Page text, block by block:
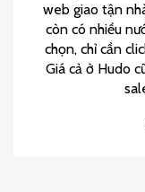
web giao tận
còn có nhiều
chọn, chỉ cần
Giá cả ở Hudo